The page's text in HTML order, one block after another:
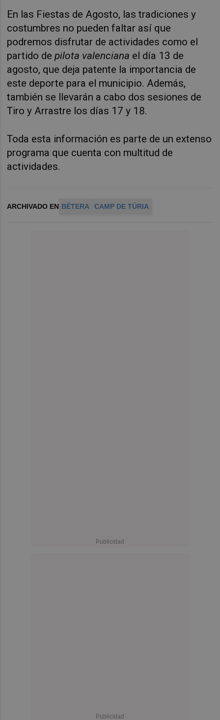
En las Fiestas de Agosto, las tradiciones y
costumbres no pueden faltar así que
podremos disfrutar de actividades como el
partido depilota valenciana el día 13 de
agosto, que deja patente la importancia de
este deporte para el municipio. Además,
también se llevarán a cabo dos sesiones de
Tiro y Arrastre los días 17 y 18.
Toda esta información es parte de un extenso
programa que cuenta con multitud de
actividades.
ARCHIVADO EN BÉTERA CAMP DE TÚRIA